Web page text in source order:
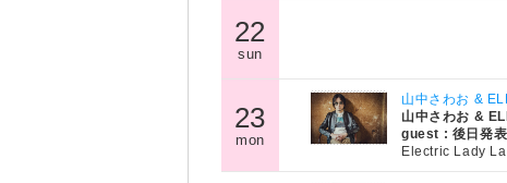
22
sun
23
mon
山中さわお &
山中さわお &
guest : 後日発表
Electric Lady